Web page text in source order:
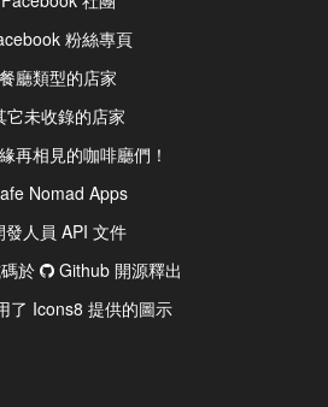
粉絲專頁
餐廳類型的店家
它未收錄的店家
再相見的咖啡廳們！
Nomad Apps
發人員 API 文件
於
Github 開源釋出
了 Icons8 提供的圖示